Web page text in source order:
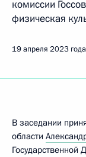
комиссии
физическая
19 апреля 2023 года
В заседании
области
Государственной